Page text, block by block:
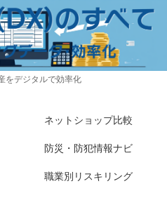
をデジタルで効率化
ネットショップ比較
防災・防犯情報ナビ
職業別リスキリング